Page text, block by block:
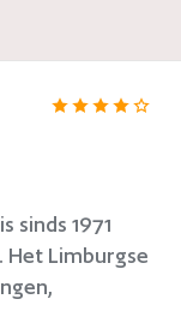
sinds 1971
Het Limburgse